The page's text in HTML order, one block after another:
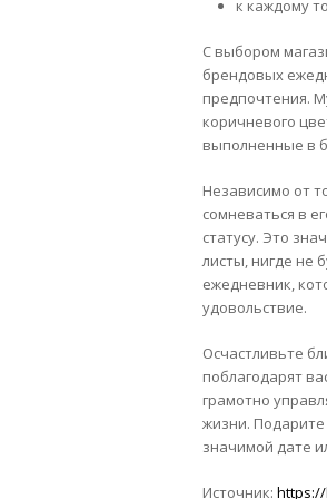
к каждому
С выбором
брендовых
предпочтения.
коричневого
выполненные в
Независимо от
сомневаться в
статусу. Это
листы, нигде не
ежедневник,
удовольствие.
Осчастливьте
поблагодарят
грамотно
жизни. Подарите
значимой дате
Источник: